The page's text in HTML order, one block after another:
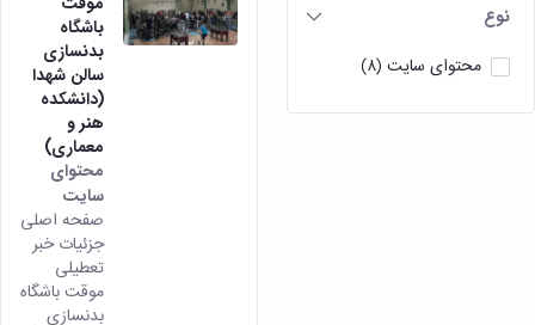
نوع
محتوای سایت (8)
باشگاه
بدنسازی
سالن شهدا
(دانشکده
هنر و
معماری)
محتوای
سایت
صفحه اصلی
جزئیات خبر
تعطیلی
موقت باشگاه
بدنسازی